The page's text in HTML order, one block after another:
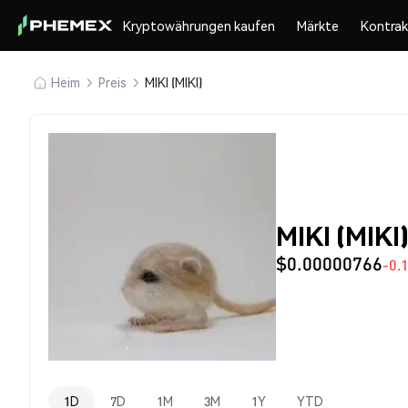
Kryptowährungen kaufen Märkte
Heim Preis MIKI (MIKI)
MIKI
$0.00000766-
1D 7D 1M 3M 1Y YTD